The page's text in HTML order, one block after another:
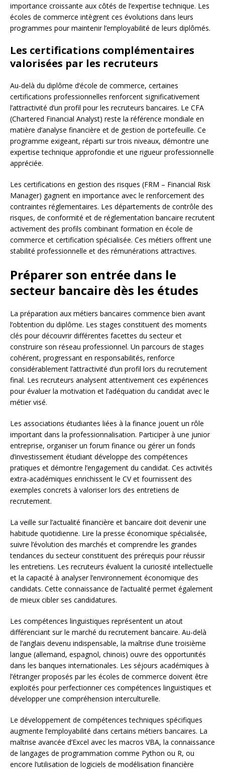
importance croissante aux côtés de l’expertise technique. Les
écoles de commerce intègrent ces évolutions dans leurs
programmes pour maintenir l’employabilité de leurs diplômés.
Les certifications complémentaires
valorisées par les recruteurs
Au-delà du diplôme d’école de commerce, certaines
certifications professionnelles renforcent significativement
l’attractivité d’un profil pour les recruteurs bancaires. Le CFA
(Chartered Financial Analyst) reste la référence mondiale en
matière d’analyse financière et de gestion de portefeuille. Ce
programme exigeant, réparti sur trois niveaux, démontre une
expertise technique approfondie et une rigueur professionnelle
appréciée.
Les certifications en gestion des risques (FRM – Financial Risk
Manager) gagnent en importance avec le renforcement des
contraintes réglementaires. Les départements de contrôle des
risques, de conformité et de réglementation bancaire recrutent
activement des profils combinant formation en école de
commerce et certification spécialisée. Ces métiers offrent une
stabilité professionnelle et des rémunérations attractives.
Préparer son entrée dans le
secteur bancaire dès les études
La préparation aux métiers bancaires commence bien avant
l’obtention du diplôme. Les stages constituent des moments
clés pour découvrir différentes facettes du secteur et
construire son réseau professionnel. Un parcours de stages
cohérent, progressant en responsabilités, renforce
considérablement l’attractivité d’un profil lors du recrutement
final. Les recruteurs analysent attentivement ces expériences
pour évaluer la motivation et l’adéquation du candidat avec le
métier visé.
Les associations étudiantes liées à la finance jouent un rôle
important dans la professionnalisation. Participer à une junior
entreprise, organiser un forum finance ou gérer un fonds
d’investissement étudiant développe des compétences
pratiques et démontre l’engagement du candidat. Ces activités
extra-académiques enrichissent le CV et fournissent des
exemples concrets à valoriser lors des entretiens de
recrutement.
La veille sur l’actualité financière et bancaire doit devenir une
habitude quotidienne. Lire la presse économique spécialisée,
suivre l’évolution des marchés et comprendre les grandes
tendances du secteur constituent des prérequis pour réussir
les entretiens. Les recruteurs évaluent la curiosité intellectuelle
et la capacité à analyser l’environnement économique des
candidats. Cette connaissance de l’actualité permet également
de mieux cibler ses candidatures.
Les compétences linguistiques représentent un atout
différenciant sur le marché du recrutement bancaire. Au-delà
de l’anglais devenu indispensable, la maîtrise d’une troisième
langue (allemand, espagnol, chinois) ouvre des opportunités
dans les banques internationales. Les séjours académiques à
l’étranger proposés par les écoles de commerce doivent être
exploités pour perfectionner ces compétences linguistiques et
développer une compréhension interculturelle.
Le développement de compétences techniques spécifiques
augmente l’employabilité dans certains métiers bancaires. La
maîtrise avancée d’Excel avec les macros VBA, la connaissance
de langages de programmation comme Python ou R, ou
encore l’utilisation de logiciels de modélisation financière